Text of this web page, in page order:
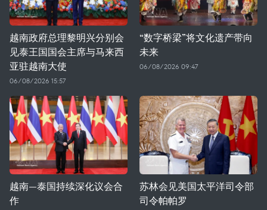
越南政府总理黎明兴分别会
见泰王国国会主席与马来西
亚驻越南大使
06/08/2026 15:57
“数字桥梁”将文化遗产带向
未来
06/08/2026 09:47
越南—泰国持续深化议会合
作
苏林会见美国太平洋司令部
司令帕帕罗